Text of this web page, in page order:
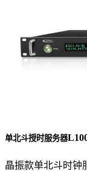
单北斗授时服务器
晶振款单北斗时钟